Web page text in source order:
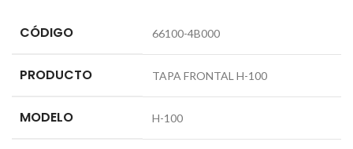
CÓDIGO 66100-4B000
PRODUCTO TAPA FRONTAL H-100
MODELO H-100